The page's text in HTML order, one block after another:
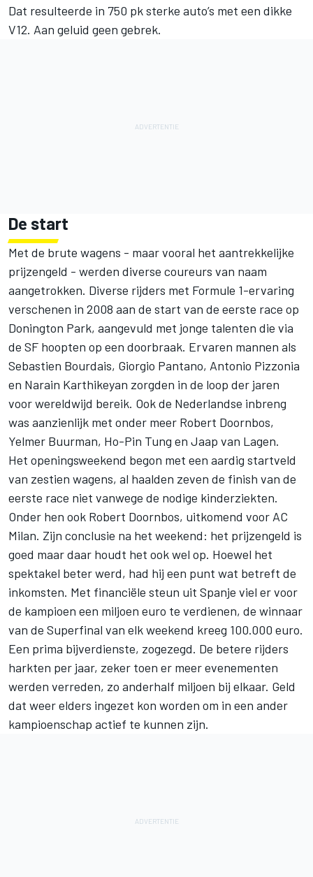
Dat resulteerde in 750 pk sterke auto’s met een dikke
V12. Aan geluid geen gebrek.
De start
Met de brute wagens - maar vooral het aantrekkelijke
prijzengeld - werden diverse coureurs van naam
aangetrokken. Diverse rijders met Formule 1-ervaring
verschenen in 2008 aan de start van de eerste race op
Donington Park, aangevuld met jonge talenten die via
de SF hoopten op een doorbraak. Ervaren mannen als
Sebastien Bourdais, Giorgio Pantano, Antonio Pizzonia
en Narain Karthikeyan zorgden in de loop der jaren
voor wereldwijd bereik. Ook de Nederlandse inbreng
was aanzienlijk met onder meer Robert Doornbos,
Yelmer Buurman, Ho-Pin Tung en Jaap van Lagen.
Het openingsweekend begon met een aardig startveld
van zestien wagens, al haalden zeven de finish van de
eerste race niet vanwege de nodige kinderziekten.
Onder hen ook Robert Doornbos, uitkomend voor AC
Milan. Zijn conclusie na het weekend: het prijzengeld is
goed maar daar houdt het ook wel op. Hoewel het
spektakel beter werd, had hij een punt wat betreft de
inkomsten. Met financiële steun uit Spanje viel er voor
de kampioen een miljoen euro te verdienen, de winnaar
van de Superfinal van elk weekend kreeg 100.000 euro.
Een prima bijverdienste, zogezegd. De betere rijders
harkten per jaar, zeker toen er meer evenementen
werden verreden, zo anderhalf miljoen bij elkaar. Geld
dat weer elders ingezet kon worden om in een ander
kampioenschap actief te kunnen zijn.